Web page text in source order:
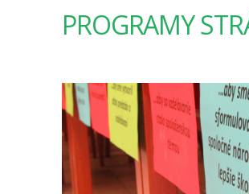
PROGRAMY